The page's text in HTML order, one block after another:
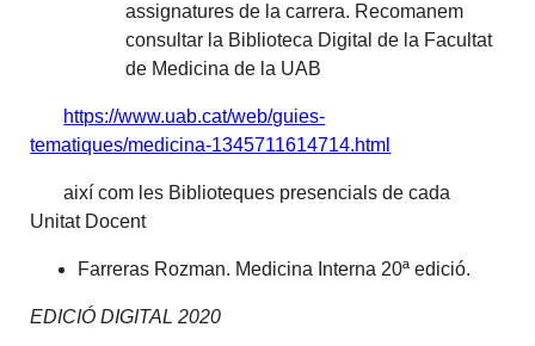
assignatures de la carrera. Recomanem
consultar la Biblioteca Digital de la Facultat
de Medicina de la UAB
https://www.uab.cat/web/guies-
tematiques/medicina-1345711614714.html
així com les Biblioteques presencials de cada
Unitat Docent
Farreras Rozman. Medicina Interna 20ª edició.
EDICIÓ DIGITAL 2020